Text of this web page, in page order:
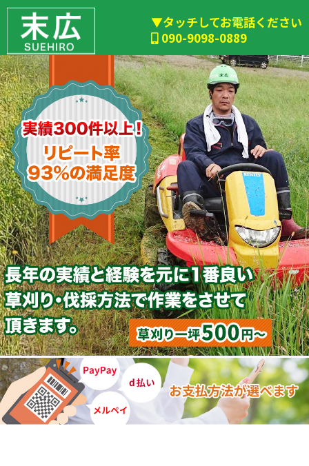
▼タッチしてお電話ください
090-9098-0889